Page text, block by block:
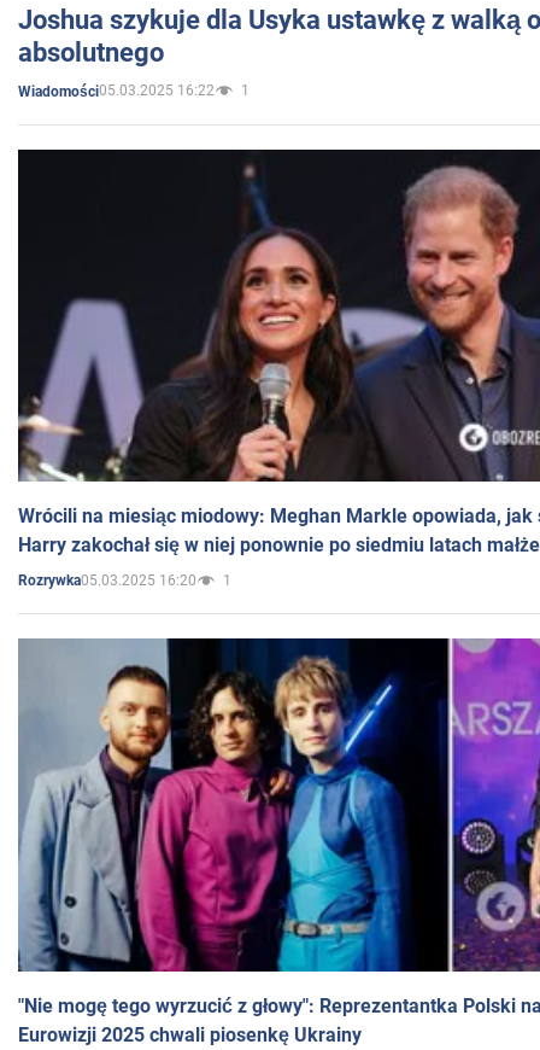
Joshua szykuje dla Usyka ustawkę z walką
absolutnego
Wiadomości05.03.2025 16:22 1
Wrócili na miesiąc miodowy: Meghan Markle opowiada, jak
Harry zakochał się w niej ponownie po siedmiu latach
Rozrywka05.03.2025 16:20 1
"Nie mogę tego wyrzucić z głowy": Reprezentantka Polski
Eurowizji 2025 chwali piosenkę Ukrainy